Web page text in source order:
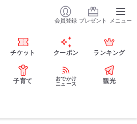
会員登録 プレゼント メニュー
チケット クーポン ランキング
子育て
おでかけ
ニュース
観光